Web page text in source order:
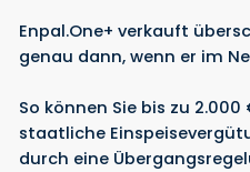
Enpal.One+ verkauft
genau dann, wenn er im
So können Sie bis zu
staatliche
durch eine